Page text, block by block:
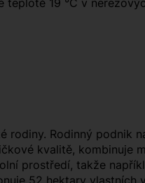
19 °C v
rodiny. Rodinný podnik
kvalitě, kombinuje
prostředí, takže